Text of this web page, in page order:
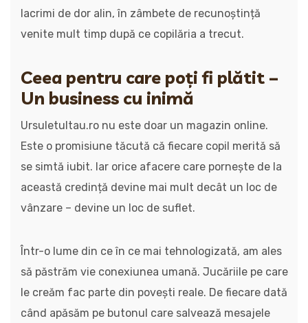
lacrimi de dor alin, în zâmbete de recunoștință
venite mult timp după ce copilăria a trecut.
Ceea pentru care poți fi plătit –
Un business cu inimă
Ursuletultau.ro nu este doar un magazin online.
Este o promisiune tăcută că fiecare copil merită să
se simtă iubit. Iar orice afacere care pornește de la
această credință devine mai mult decât un loc de
vânzare – devine un loc de suflet.
Într-o lume din ce în ce mai tehnologizată, am ales
să păstrăm vie conexiunea umană. Jucăriile pe care
le creăm fac parte din povești reale. De fiecare dată
când apăsăm pe butonul care salvează mesajele